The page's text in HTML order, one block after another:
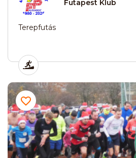
Futapest Klub
Terepfutás